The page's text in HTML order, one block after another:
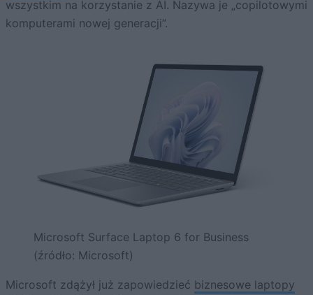
wszystkim na korzystanie z AI. Nazywa je „copilotowymi
komputerami nowej generacji”.
Microsoft Surface Laptop 6 for Business
(źródło: Microsoft)
Microsoft zdążył już zapowiedzieć biznesowe laptopy